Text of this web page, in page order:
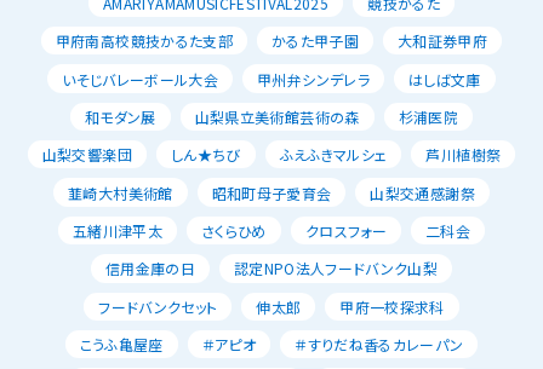
甲府南高校競技かるた支部
かるた甲子園
大和証券甲府
いそじバレーボール大会
甲州弁シンデレラ
はしば文庫
和モダン展
山梨県立美術館芸術の森
杉浦医院
山梨交響楽団
しん★ちび ふえふきマルシェ
芦川植樹祭
韮崎大村美術館
昭和町母子愛育会
山梨交通感謝祭
五緒川津平太
さくらひめ クロスフォー
二科会
信用金庫の日
認定NPO法人フードバンク山梨
フードバンクセット
伸太郎
甲府一校探求科
こうふ亀屋座
＃アピオ
＃すりだね香るカレーパン